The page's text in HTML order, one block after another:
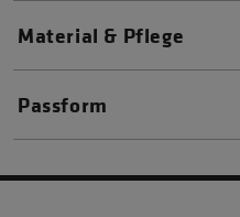
Material & Pflege
Passform